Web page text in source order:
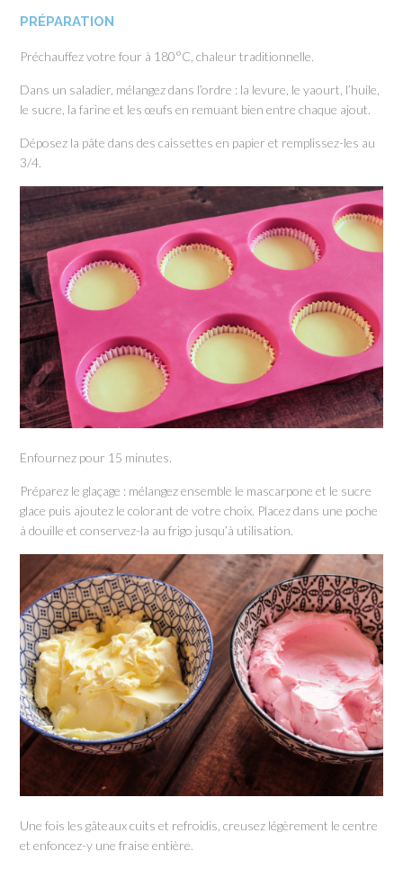
PRÉPARATION
Préchauffez votre four à 180°C, chaleur traditionnelle.
Dans un saladier, mélangez dans l’ordre : la levure, le yaourt, l’huile,
le sucre, la farine et les œufs en remuant bien entre chaque ajout.
Déposez la pâte dans des caissettes en papier et remplissez-les au
3/4.
Enfournez pour 15 minutes.
Préparez le glaçage : mélangez ensemble le mascarpone et le sucre
glace puis ajoutez le colorant de votre choix. Placez dans une poche
à douille et conservez-la au frigo jusqu’à utilisation.
Une fois les gâteaux cuits et refroidis, creusez légèrement le centre
et enfoncez-y une fraise entière.